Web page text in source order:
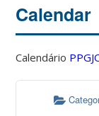
Calendar
Calendário
04:00
05:00